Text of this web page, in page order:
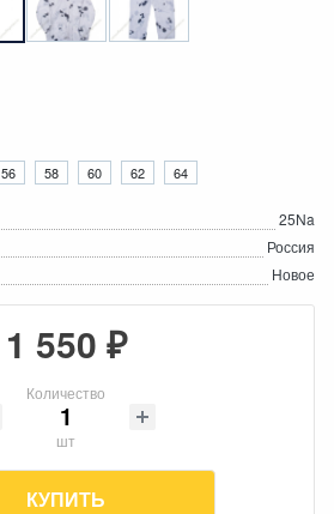
56 58 60 62 64
25Na
Россия
Новое
1 550 ₽
Количество
шт
КУПИТЬ